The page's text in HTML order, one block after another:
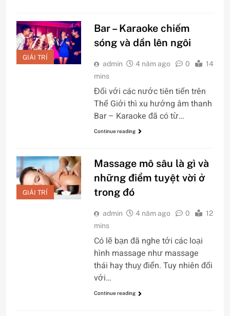
GIẢI TRÍ
Bar – Karaoke chiếm
sóng và dần lên ngôi
admin 4 năm ago 0
14
mins
Đối với các nước tiên tiến trên
Thế Giới thì xu hướng âm thanh
Bar – Karaoke đã có từ…
Continue reading
GIẢI TRÍ
Massage mô sâu là gì và
những điểm tuyệt vời ở
trong đó
admin 4 năm ago 0
12
mins
Có lẽ bạn đã nghe tới các loại
hình massage như massage
thái hay thuỵ điển. Tuy nhiên đối
với…
Continue reading